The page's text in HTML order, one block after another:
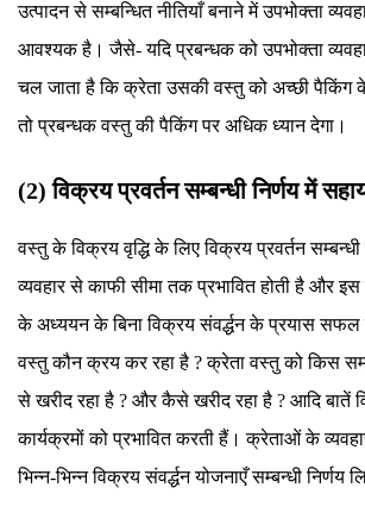
उत्पादन से सम्बन्धित नीतियाँ बनाने में उपभोक्ता
आवश्यक है। जैसे- यदि प्रबन्धक को उपभोक्ता
चल जाता है कि क्रेता उसकी वस्तु को अच्छी पैकिंग
तो प्रबन्धक वस्तु की पैकिंग पर अधिक ध्यान देगा।
(2) विक्रय प्रवर्तन सम्बन्धी निर्णय में
वस्तु के विक्रय वृद्धि के लिए विक्रय प्रवर्तन
व्यवहार से काफी सीमा तक प्रभावित होती है और इस
के अध्ययन के बिना विक्रय संवर्द्धन के प्रयास सफल
वस्तु कौन क्रय कर रहा है ? क्रेता वस्तु को किस
से खरीद रहा है ? और कैसे खरीद रहा है ? आदि बातें
कार्यक्रमों को प्रभावित करती हैं। क्रेताओं के
भिन्न-भिन्न विक्रय संवर्द्धन योजनाएँ सम्बन्धी निर्णय